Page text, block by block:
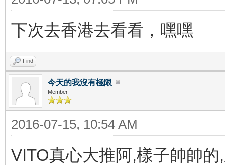
下次去香港去看看，嘿嘿
Find
今天的我沒有極限
Member
2016-07-15, 10:54 AM
VITO真心大推阿,樣子帥帥